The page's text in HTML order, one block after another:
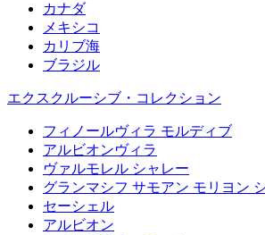
カナダ
メキシコ
カリブ海
ブラジル
エクスクルーシブ・コレクション
フィノールヴィラ モルディブ
アルビオンヴィラ
ヴァルモレル シャレー
グランマシフ サモアン モリヨン
セーシェル
アルビオン